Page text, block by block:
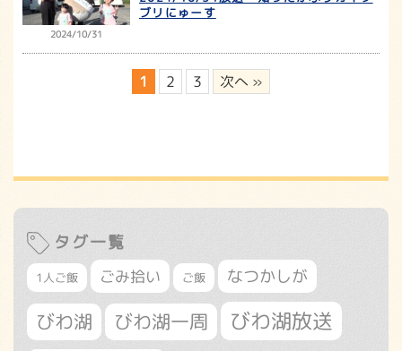
2024/10/31
ブリにゅーす
1 2 3 次へ »
タグ一覧
1人ご飯 ごみ拾い ご飯 なつかしが
びわ湖 びわ湖一周 びわ湖放送